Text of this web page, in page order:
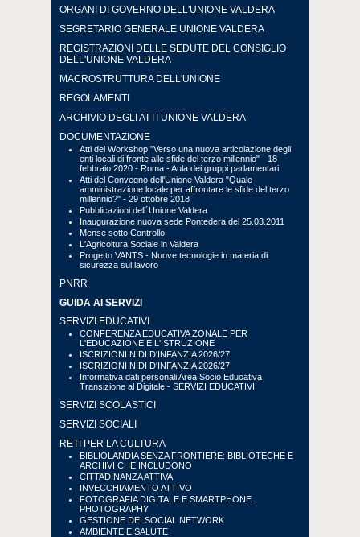
ORGANI DI GOVERNO DELL'UNIONE VALDERA
SEGRETARIO GENERALE UNIONE VALDERA
REGISTRAZIONI DELLE SEDUTE DEL CONSIGLIO
DELL'UNIONE VALDERA
MACROSTRUTTURA DELL'UNIONE
REGOLAMENTI
ARCHIVIO DEGLI ATTI UNIONE VALDERA
DOCUMENTAZIONE
Atti del Workshop "Verso una nuova articolazione degli
enti locali di fronte alle sfide del terzo millennio" - 18
febbraio 2020 - Roma - Aula dei gruppi parlamentari
Atti del Convegno dell'Unione Valdera "Quale
amministrazione locale per affrontare le sfide del terzo
millennio?" - 29 ottobre 2018
Pubblicazioni dell´Unione Valdera
Inaugurazione nuova sede Pontedera del 25.03.2011
Mense sotto Controllo
L'Agricoltura Sociale in Valdera
Progetto VANTS - Nuove tecnologie in materia di
sicurezza sul lavoro
PNRR
GUIDA AI SERVIZI
SERVIZI EDUCATIVI
CONFERENZA EDUCATIVA ZONALE PER
L'EDUCAZIONE E L'ISTRUZIONE
ISCRIZIONI NIDI D'INFANZIA 2026/27
ISCRIZIONI NIDI D'INFANZIA 2026/27
Informativa dati personali Area Socio Educativa
Transizione al Digitale - SERVIZI EDUCATIVI
SERVIZI SCOLASTICI
SERVIZI SOCIALI
RETI PER LA CULTURA
BIBLIOLANDIA SENZA FRONTIERE: BIBLIOTECHE E
ARCHIVI CHE INCLUDONO
CITTADINANZA ATTIVA
INVECCHIAMENTO ATTIVO
FOTOGRAFIA DIGITALE E SMARTPHONE
PHOTOGRAPHY
GESTIONE DEI SOCIAL NETWORK
AMBIENTE E SALUTE